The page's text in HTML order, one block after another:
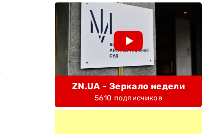
ZN.UA - Зеркало недели
5610 подписчиков